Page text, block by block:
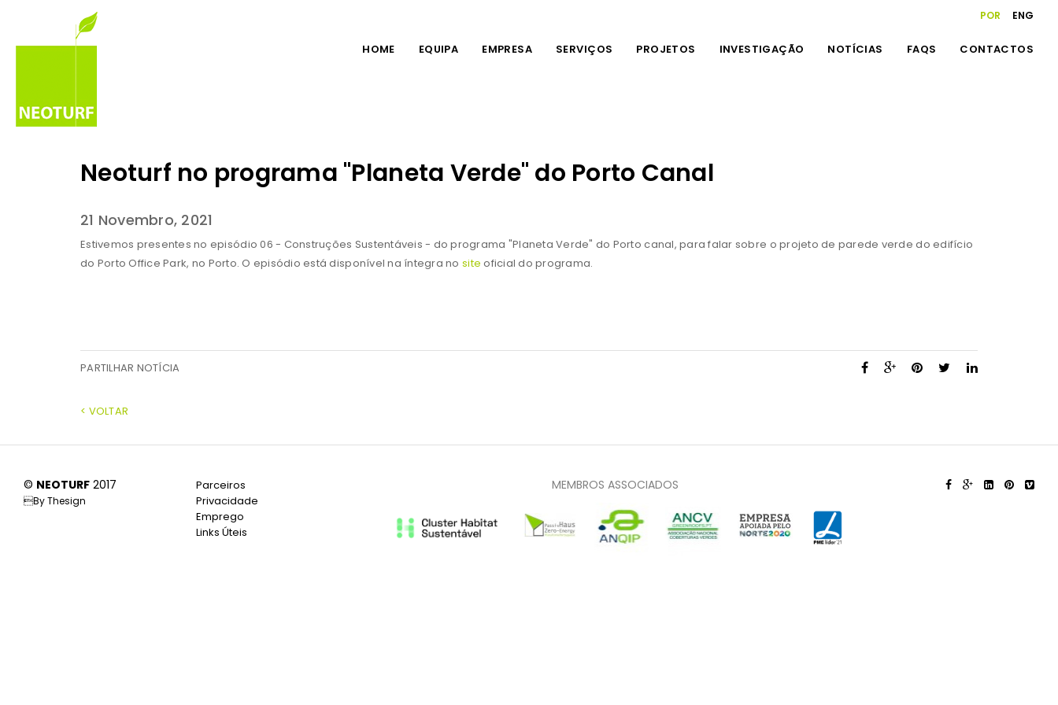
POR ENG
HOME EQUIPA EMPRESA SERVIÇOS PROJETOS INVESTIGAÇÃO NOTÍCIAS FAQS CONTACTOS
Neoturf no programa "Planeta Verde" do Porto Canal
21 Novembro, 2021
Estivemos presentes no episódio 06 - Construções Sustentáveis - do programa "Planeta Verde" do Porto canal, para falar sobre o projeto de parede verde do edifício
do Porto Office Park, no Porto. O episódio está disponível na íntegra no site oficial do programa.
PARTILHAR NOTÍCIA
< VOLTAR
© NEOTURF 2017
ByThesign
Parceiros
Privacidade
Emprego
Links Úteis
MEMBROS ASSOCIADOS